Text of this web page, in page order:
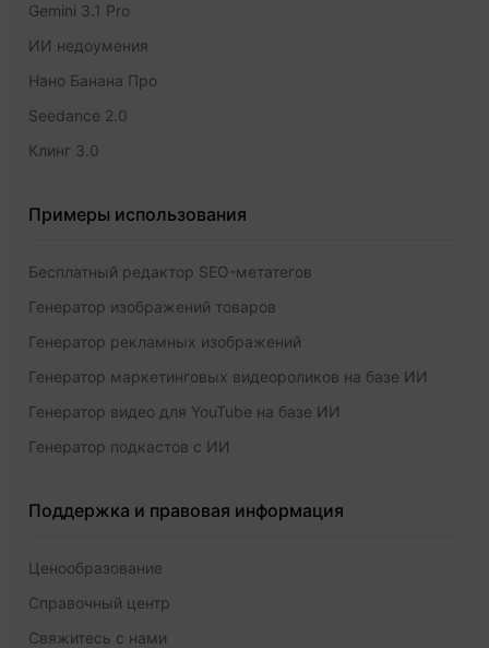
Gemini 3.1 Pro
ИИ недоумения
Нано Банана Про
Seedance 2.0
Клинг 3.0
Примеры использования
Бесплатный редактор SEO-метатегов
Генератор изображений товаров
Генератор рекламных изображений
Генератор маркетинговых видеороликов на базе ИИ
Генератор видео для YouTube на базе ИИ
Генератор подкастов с ИИ
Поддержка и правовая информация
Ценообразование
Справочный центр
Свяжитесь с нами